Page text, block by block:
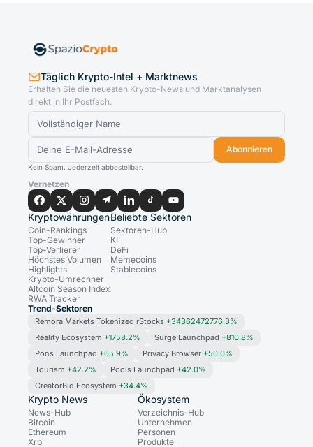
Täglich Krypto-Intel + Marktnews
Erhalten Sie die neuesten Krypto-News und Marktanalysen
direkt in Ihr Postfach.
Abonnieren
Kein Spam. Jederzeit abbestellbar.
Vernetzen
Kryptowährungen
Coin-Rankings
Top-Gewinner
Top-Verlierer
Höchstes Volumen
Highlights
Krypto-Umrechner
Altcoin Season Index
RWA Tracker
Beliebte Sektoren
Sektoren-Hub
KI
DeFi
Memecoins
Stablecoins
Trend-Sektoren
Remora Markets Tokenized rStocks +34362472776.3%
Reality Ecosystem +1758.2% Surge Launchpad +810.8%
Pons Launchpad +65.9% Privacy Browser +50.0%
Tourism +42.2% Pools Launchpad +42.0%
CreatorBid Ecosystem +34.4%
Krypto News
News-Hub
Bitcoin
Ethereum
Xrp
Ökosystem
Verzeichnis-Hub
Unternehmen
Personen
Produkte